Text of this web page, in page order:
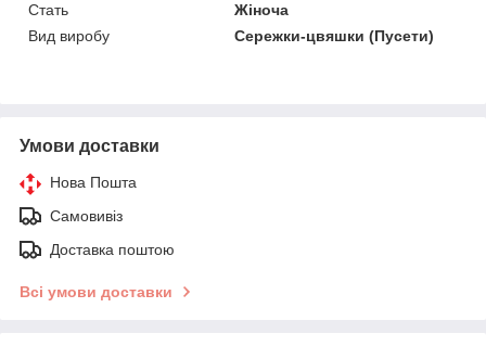
Стать
Жіноча
Вид виробу
Сережки-цвяшки (Пусети)
Умови доставки
Нова Пошта
Самовивіз
Доставка поштою
Всі умови доставки